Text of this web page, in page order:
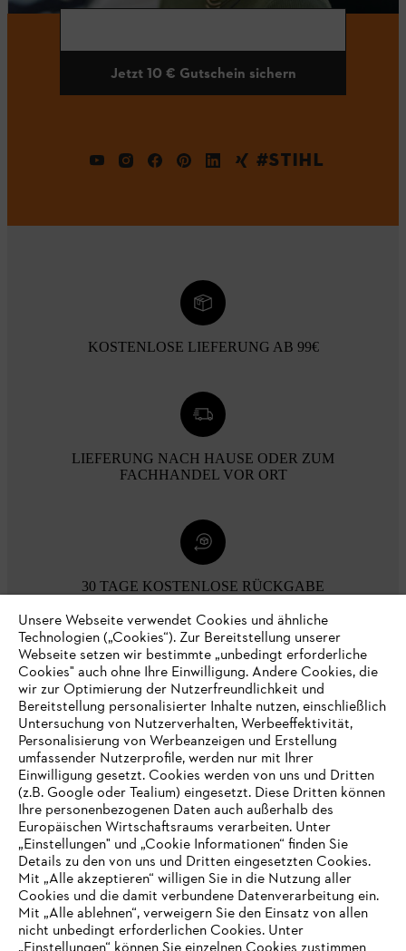
Jetzt 10 € Gutschein sichern
#STIHL
KOSTENLOSE LIEFERUNG AB 99€
LIEFERUNG NACH HAUSE ODER ZUM
FACHHANDEL VOR ORT
30 TAGE KOSTENLOSE RÜCKGABE
Zahlungsmöglichkeiten
Unternehmen
Online Shop
Unsere Webseite verwendet Cookies und ähnliche
Technologien („Cookies“). Zur Bereitstellung unserer
Webseite setzen wir bestimmte „unbedingt erforderliche
Cookies" auch ohne Ihre Einwilligung. Andere Cookies, die
wir zur Optimierung der Nutzerfreundlichkeit und
Bereitstellung personalisierter Inhalte nutzen, einschließlich
Untersuchung von Nutzerverhalten, Werbeeffektivität,
Personalisierung von Werbeanzeigen und Erstellung
umfassender Nutzerprofile, werden nur mit Ihrer
Einwilligung gesetzt. Cookies werden von uns und Dritten
(z.B. Google oder Tealium) eingesetzt. Diese Dritten können
Ihre personenbezogenen Daten auch außerhalb des
Europäischen Wirtschaftsraums verarbeiten. Unter
„Einstellungen" und „Cookie Informationen“ finden Sie
Details zu den von uns und Dritten eingesetzten Cookies.
Mit „Alle akzeptieren“ willigen Sie in die Nutzung aller
Cookies und die damit verbundene Datenverarbeitung ein.
Mit „Alle ablehnen“, verweigern Sie den Einsatz von allen
nicht unbedingt erforderlichen Cookies. Unter